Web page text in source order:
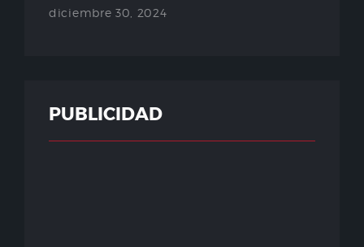
diciembre 30, 2024
PUBLICIDAD